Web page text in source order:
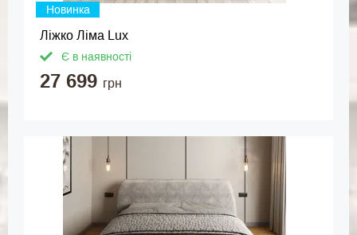
Новинка
Ліжко Ліма Lux
Є в наявності
27 699 грн